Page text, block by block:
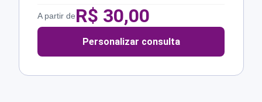
A partir deR$ 30,00
Personalizar consulta